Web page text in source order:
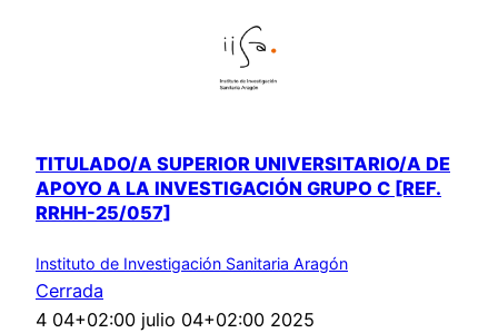
TITULADO/A SUPERIOR UNIVERSITARIO/A DE
APOYO A LA INVESTIGACIÓN GRUPO C [REF.
RRHH-25/057]
Instituto de Investigación Sanitaria Aragón
Cerrada
4 04+02:00 julio 04+02:00 2025